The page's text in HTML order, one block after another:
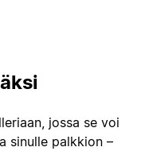
jossa se voi
sinulle palkkion –